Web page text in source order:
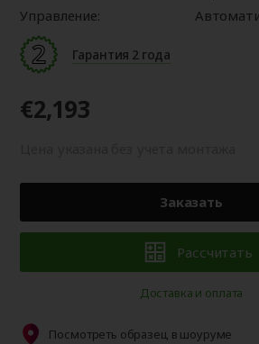
Управление:
Гарантия 2 года
€2,193
Заказать
Рассчитать
Доставка и оплата
Посмотреть образец в шоуруме